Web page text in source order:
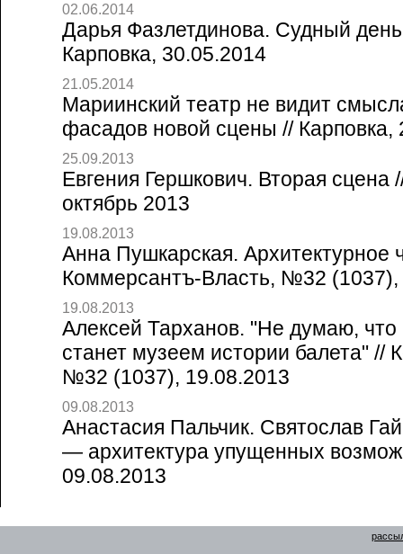
02.06.2014
Дарья Фазлетдинова. Судный
Карповка, 30.05.2014
21.05.2014
Мариинский театр не видит
фасадов новой сцены // Карповка,
25.09.2013
Евгения Гершкович. Вторая
октябрь 2013
19.08.2013
Анна Пушкарская. Архитектурное
Коммерсантъ-Власть, №32 (1037),
19.08.2013
Алексей Тарханов. "Не думаю,
станет музеем истории балета" //
№32 (1037), 19.08.2013
09.08.2013
Анастасия Пальчик. Святослав
— архитектура упущенных
09.08.2013